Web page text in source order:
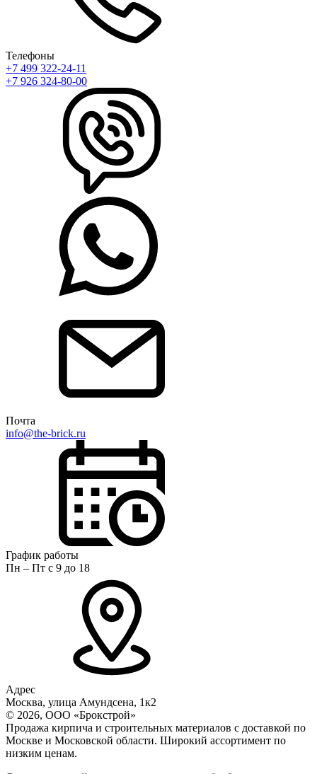
Телефоны
+7 499 322-24-11
+7 926 324-80-00
Почта
info@the-brick.ru
График работы
Пн – Пт с 9 до 18
Адрес
Москва, улица Амундсена, 1к2
© 2026, ООО «Брокстрой»
Продажа кирпича и строительных материалов с доставкой по
Москве и Московской области. Широкий ассортимент по
низким ценам.